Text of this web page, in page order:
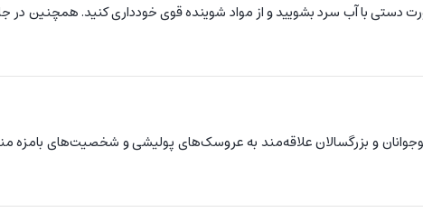
دستی با آب سرد بشویید و از مواد شوینده قوی خودداری کنید. همچنین
نوجوانان و بزرگسالان علاقه‌مند به عروسک‌های پولیشی و شخصیت‌های بامزه